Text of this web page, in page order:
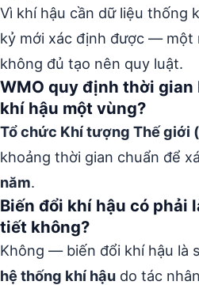
Vì khí hậu cần dữ liệu thống
kỷ mới xác định được — một
không đủ tạo nên quy luật.
WMO quy định thời gian
khí hậu một vùng?
Tổ chức Khí tượng Thế giới
khoảng thời gian chuẩn để
năm.
Biến đổi khí hậu có phải
tiết không?
Không — biến đổi khí hậu là
hệ thống khí hậu do tác